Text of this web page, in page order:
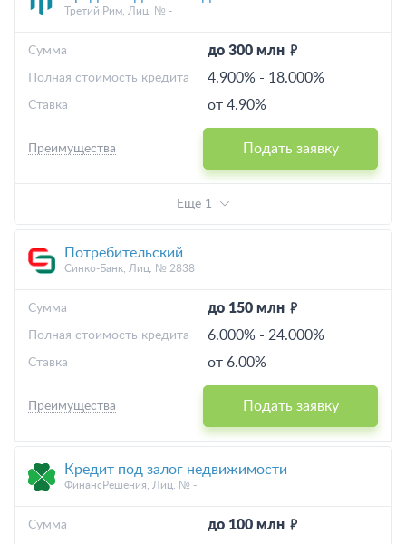
Третий Рим, Лиц. № -
до 300 млн
Cумма
4.900% - 18.000%
Полная стоимость кредита
от 4.90%
Ставка
Подать заявку
Преимущества
Еще 1
Потребительский
Синко-Банк, Лиц. № 2838
до 150 млн
Cумма
6.000% - 24.000%
Полная стоимость кредита
от 6.00%
Ставка
Подать заявку
Преимущества
Кредит под залог недвижимости
ФинансРешения, Лиц. № -
до 100 млн
Cумма